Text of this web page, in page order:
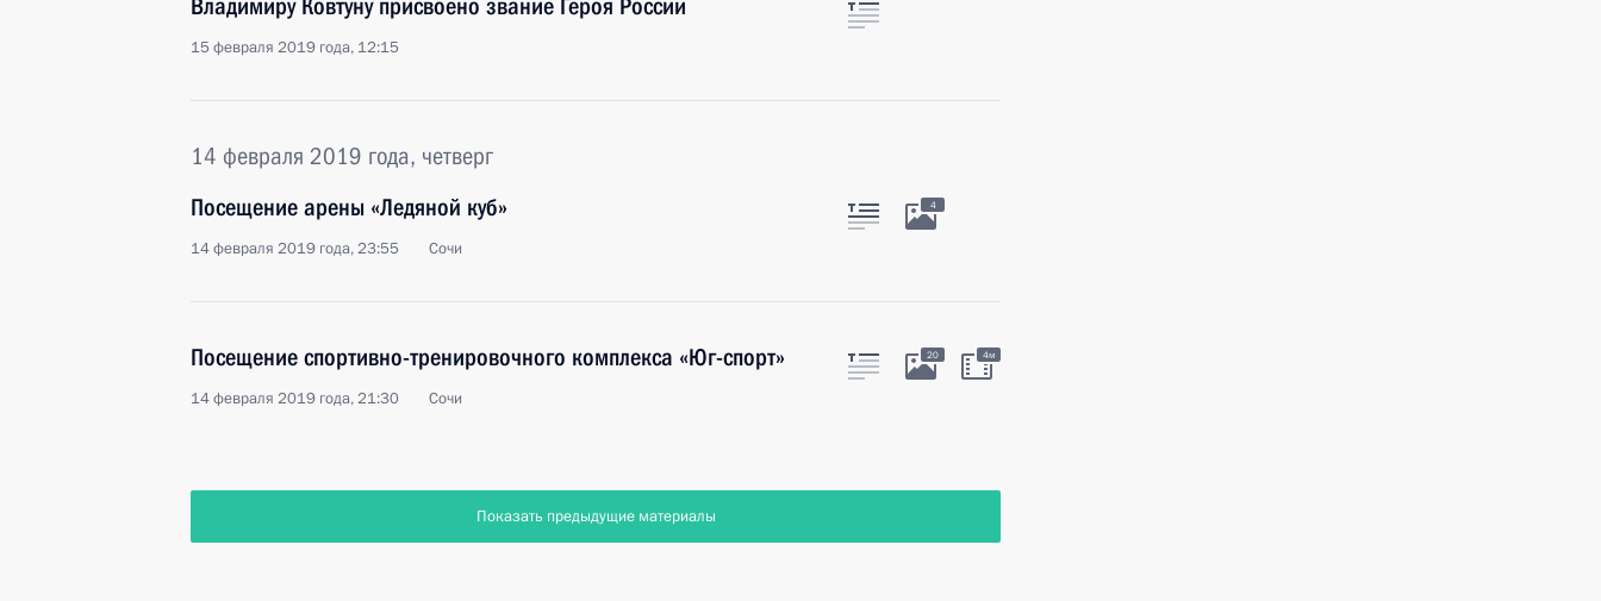
Владимиру Ковтуну присвоено звание Героя России
15 февраля 2019 года, 12:15
14 февраля 2019 года, четверг
Посещение арены «Ледяной куб»
14 февраля 2019 года, 23:55 Сочи
4
Посещение спортивно-тренировочного комплекса «Юг-спорт»
14 февраля 2019 года, 21:30 Сочи
20 4м
Показать предыдущие материалы